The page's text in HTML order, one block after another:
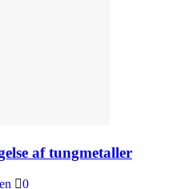
af tungmetaller
0